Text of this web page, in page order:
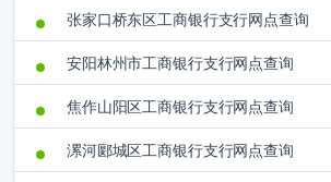
张家口桥东区工商银行支行网点查询
安阳林州市工商银行支行网点查询
焦作山阳区工商银行支行网点查询
漯河郾城区工商银行支行网点查询